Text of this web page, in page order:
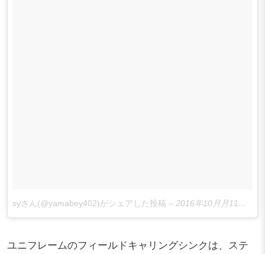
syさん(@yamabey402)がシェアした投稿 – 2016年10月月11日午後10時56分PDT
ユニフレームのフィールドキャリングシンクは、ステ